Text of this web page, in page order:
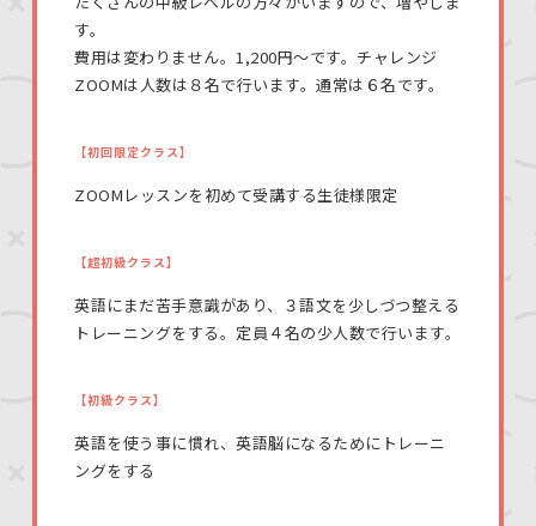
す。
費用は変わりません。1,200円〜です。チャレンジ
ZOOMは人数は８名で行います。通常は６名です。
【初回限定クラス】
ZOOMレッスンを初めて受講する生徒様限定
【超初級クラス】
英語にまだ苦手意識があり、３語文を少しづつ整える
トレーニングをする。定員４名の少人数で行います。
【初級クラス】
英語を使う事に慣れ、英語脳になるためにトレーニ
ングをする